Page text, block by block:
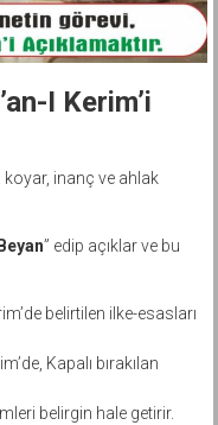
I Kerim’i
koyar, inanç ve ahlak
” edip açıklar ve bu
belirtilen ilke-esasları
Kapalı bırakılan
belirgin hale getirir.